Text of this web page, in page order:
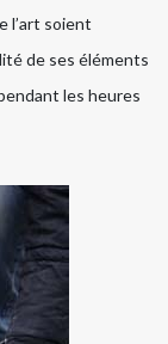
l’art soient
de ses éléments
les heures